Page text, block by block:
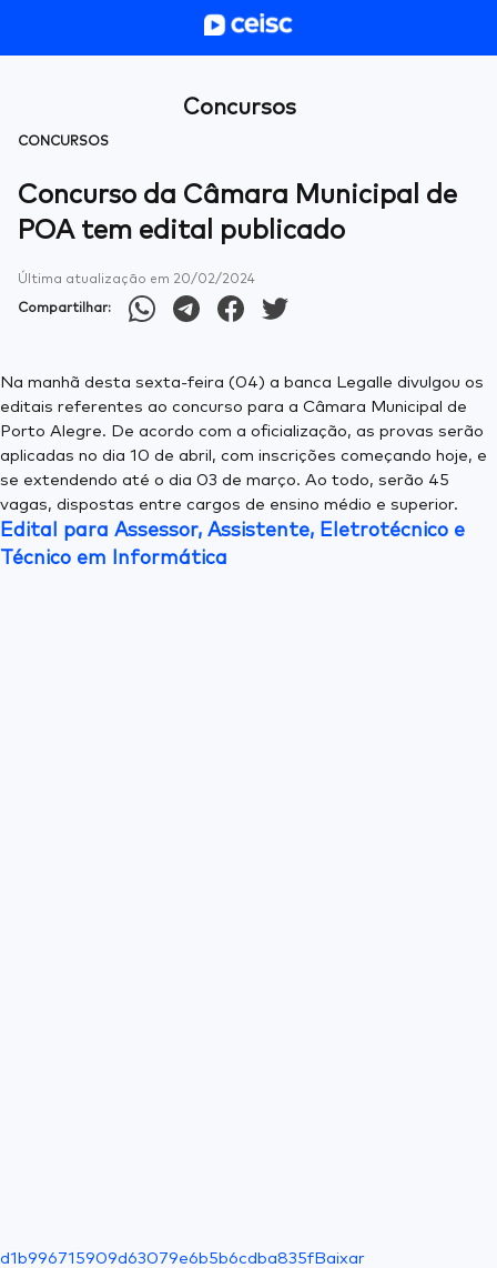
Concursos
CONCURSOS
Concurso da Câmara Municipal de
POA tem edital publicado
Última atualização em 20/02/2024
Compartilhar:
Na manhã desta sexta-feira (04) a banca Legalle divulgou os
editais referentes ao concurso para a Câmara Municipal de
Porto Alegre. De acordo com a oficialização, as provas serão
aplicadas no dia 10 de abril, com inscrições começando hoje, e
se extendendo até o dia 03 de março. Ao todo, serão 45
vagas, dispostas entre cargos de ensino médio e superior.
Edital para Assessor, Assistente, Eletrotécnico e
Técnico em Informática
d1b996715909d63079e6b5b6cdba835f Baixar